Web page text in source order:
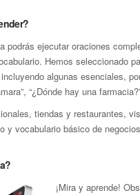
podrás ejecutar oraciones
Hemos seleccionado
algunas esenciales,
“¿Dónde hay una
tiendas y restaurantes,
y vocabulario básico de
¡Mira y aprende!